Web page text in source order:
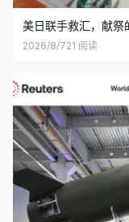
美日联手救汇，献祭
2026/8/721 阅读